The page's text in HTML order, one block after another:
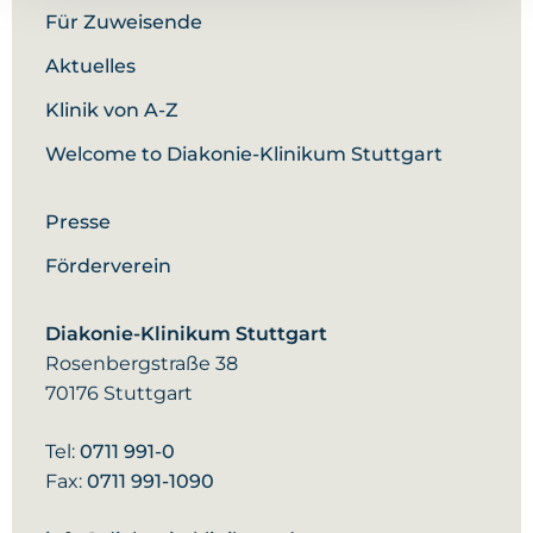
auch ein offenes Vorgehen mittels
Diese Eingriffe werden bei uns ambulant
Vollbelastung in einem
Vorfußentlastungsschuh für sechs Wochen
Für Zuweisende
Aktuelles
Klinik von A-Z
Welcome to Diakonie-Klinikum Stuttgart
Presse
Förderverein
Diakonie-Klinikum Stuttgart
Rosenbergstraße 38
70176 Stuttgart
Tel: 0711 991-0
Fax: 0711 991-1090